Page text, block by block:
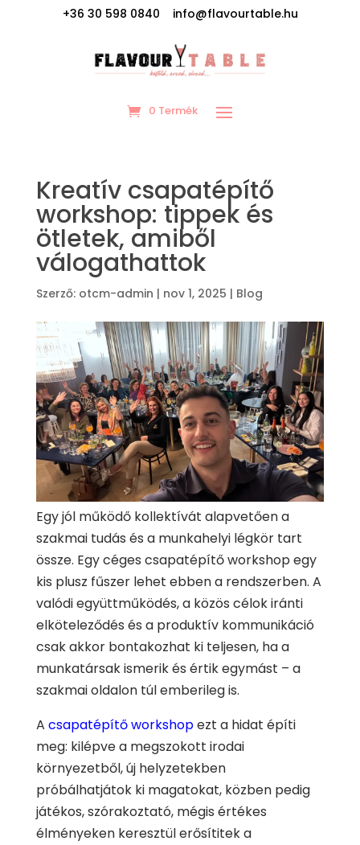
+36 30 598 0840 info@flavourtable.hu
0 Termék
Kreatív csapatépítő
workshop: tippek és
ötletek, amiből
válogathattok
Szerző: otcm-admin | nov 1, 2025 | Blog
Egy jól működő kollektívát alapvetően a
szakmai tudás és a munkahelyi légkör tart
össze. Egy céges csapatépítő workshop egy
kis plusz fűszer lehet ebben a rendszerben. A
valódi együttműködés, a közös célok iránti
elköteleződés és a produktív kommunikáció
csak akkor bontakozhat ki teljesen, ha a
munkatársak ismerik és értik egymást – a
szakmai oldalon túl emberileg is.
A csapatépítő workshopezt a hidat építi
meg: kilépve a megszokott irodai
környezetből, új helyzetekben
próbálhatjátok ki magatokat, közben pedig
játékos, szórakoztató, mégis értékes
élményeken keresztül erősítitek a